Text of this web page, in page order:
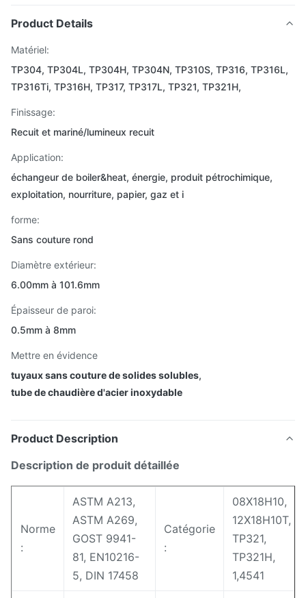
Product Details
Matériel:
TP304, TP304L, TP304H, TP304N, TP310S, TP316, TP316L,
TP316Ti, TP316H, TP317, TP317L, TP321, TP321H,
Finissage:
Recuit et mariné/lumineux recuit
Application:
échangeur de boiler&heat, énergie, produit pétrochimique,
exploitation, nourriture, papier, gaz et i
forme:
Sans couture rond
Diamètre extérieur:
6.00mm à 101.6mm
Épaisseur de paroi:
0.5mm à 8mm
Mettre en évidence
tuyaux sans couture de solides solubles,
tube de chaudière d'acier inoxydable
Product Description
Description de produit détaillée
Norme
:
ASTM A213,
ASTM A269,
GOST 9941-
81, EN10216-
5, DIN 17458
Catégorie
:
08X18H10,
12X18H10T,
TP321,
TP321H,
1,4541